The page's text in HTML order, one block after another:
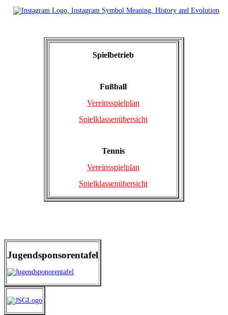
Spielbetrieb
Fußball
Vereinsspielplan
Spielklassenübersicht
Tennis
Vereinsspielplan
Spielklassenübersicht
Jugendsponsorentafel